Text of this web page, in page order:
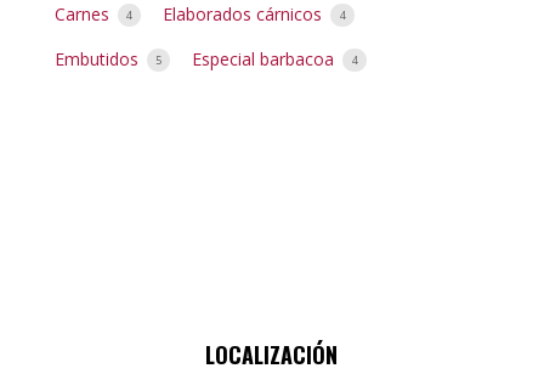
Carnes 4 Elaborados cárnicos 4
Embutidos 5 Especial barbacoa 4
LOCALIZACIÓN